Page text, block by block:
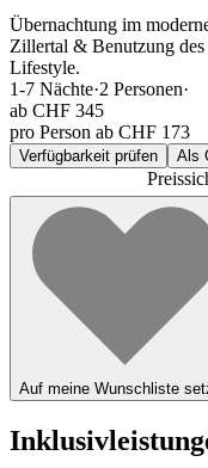
Übernachtung im
Zillertal & Benutzung
Lifestyle.
1-7 Nächte·2 Personen·
ab CHF 345
pro Person ab CHF 173
Verfügbarkeit prüfen Als
Auf meine Wunschliste